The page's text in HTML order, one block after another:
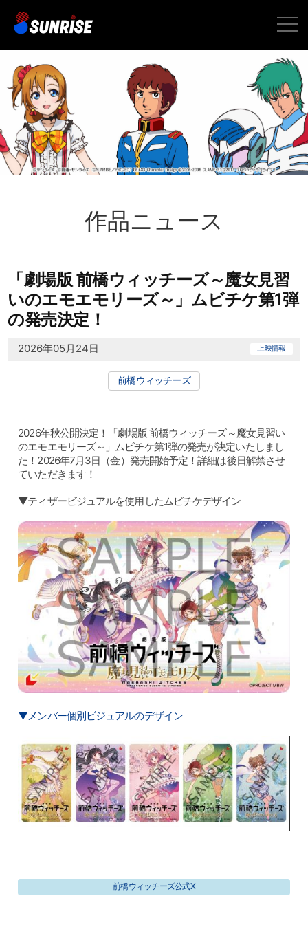
toggle
作品ニュース
「劇場版 前橋ウィッチーズ～魔女見習
いのエモエモリーズ～」ムビチケ第1弾
の発売決定！
2026年05月24日 上映情報
前橋ウィッチーズ
2026年秋公開決定！「劇場版 前橋ウィッチーズ～魔女見習い
のエモエモリーズ～」ムビチケ第1弾の発売が決定いたしまし
た！2026年7月3日（金）発売開始予定！詳細は後日解禁させ
ていただきます！
▼ティザービジュアルを使用したムビチケデザイン
▼メンバー個別ビジュアルのデザイン
前橋ウィッチーズ公式X